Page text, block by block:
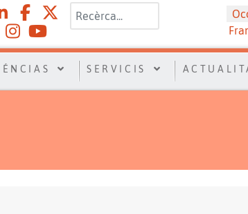
Valider Sélectionnez
SERVICIS